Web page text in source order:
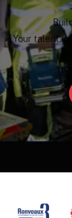
Your talent,